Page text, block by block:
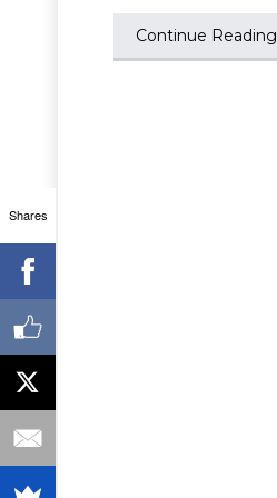
Continue Reading
Shares